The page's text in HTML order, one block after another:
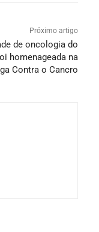
Próximo artigo
de oncologia do
homenageada na
Contra o Cancro